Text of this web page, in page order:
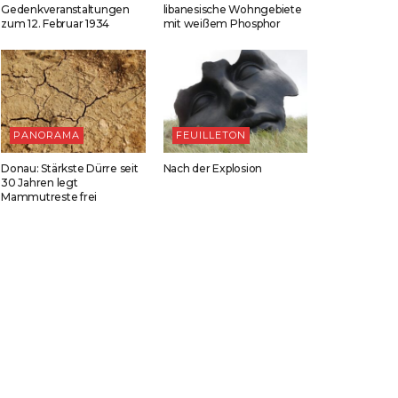
Gedenkveranstaltungen
zum 12. Februar 1934
libanesische Wohngebiete
mit weißem Phosphor
PANORAMA
Donau: Stärkste Dürre seit
30 Jahren legt
Mammutreste frei
FEUILLETON
Nach der Explosion